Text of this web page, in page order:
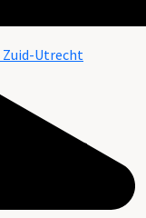
Zuid-Utrecht